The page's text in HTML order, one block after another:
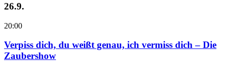
26.9.
20:00
Verpiss dich, du weißt genau, ich vermiss dich – Die
Zaubershow